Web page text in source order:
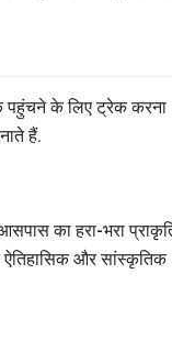
पहुंचने के लिए ट्रेक करना
हैं.
का हरा-भरा
और सांस्कृतिक